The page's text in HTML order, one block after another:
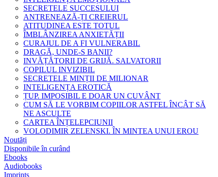
SECRETELE SUCCESULUI
ANTRENEAZĂ-ȚI CREIERUL
ATITUDINEA ESTE TOTUL
ÎMBLÂNZIREA ANXIETĂȚII
CURAJUL DE A FI VULNERABIL
DRAGĂ, UNDE-S BANII?
INVĂȚĂTORII DE GRIJĂ. SALVATORII
COPILUL INVIZIBIL
SECRETELE MINȚII DE MILIONAR
INTELIGENȚA EROTICĂ
ȚUP. IMPOSIBIL E DOAR UN CUVÂNT
CUM SĂ LE VORBIM COPIILOR ASTFEL ÎNCÂT SĂ
NE ASCULTE
CARTEA ÎNȚELEPCIUNII
VOLODIMIR ZELENSKI. ÎN MINTEA UNUI EROU
Noutăți
Disponibile în curând
Ebooks
Audiobooks
Imprints